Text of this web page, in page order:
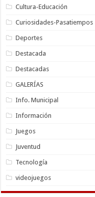
Cultura-Educación
Curiosidades-Pasatiempos
Deportes
Destacada
Destacadas
GALERÍAS
Info. Municipal
Información
Juegos
Juventud
Tecnología
videojuegos